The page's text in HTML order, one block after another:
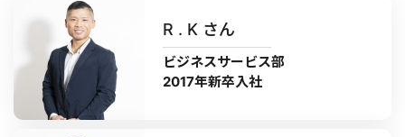
R . K さん
ビジネスサービス部
2017年新卒入社